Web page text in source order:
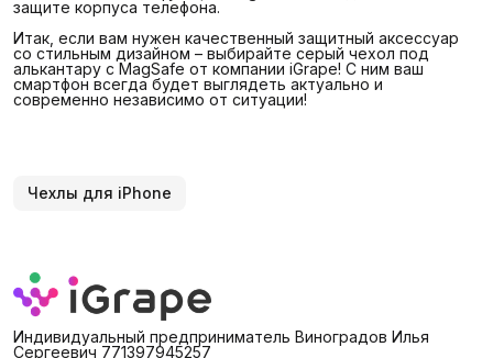
защите корпуса телефона.
Итак, если вам нужен качественный защитный аксессуар
со стильным дизайном – выбирайте серый чехол под
алькантару с MagSafe от компании iGrape! С ним ваш
смартфон всегда будет выглядеть актуально и
современно независимо от ситуации!
Чехлы для iPhone
Индивидуальный предприниматель Виноградов Илья
Сергеевич 771397945257